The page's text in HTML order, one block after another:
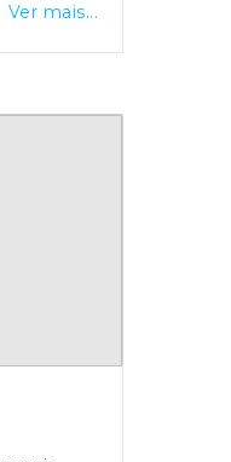
Ver mais...